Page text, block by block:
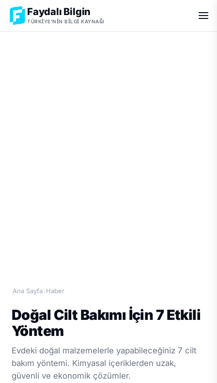
Faydalı Bilgin
TÜRKIYE'NIN BILGI KAYNAĞI
Ana Sayfa ›Haber
Doğal Cilt Bakımı İçin 7 Etkili
Yöntem
Evdeki doğal malzemelerle yapabileceğiniz 7 cilt
bakım yöntemi. Kimyasal içeriklerden uzak,
güvenli ve ekonomik çözümler.